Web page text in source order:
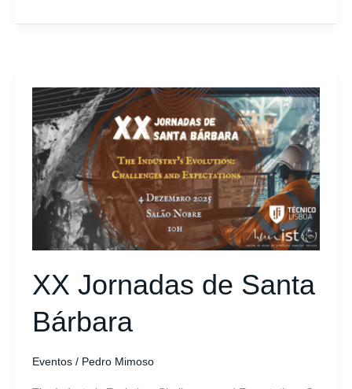
XX Jornadas de Santa
Bárbara
Eventos/ Pedro Mimoso
XX
Jornadas
de
Santa
Bárbara